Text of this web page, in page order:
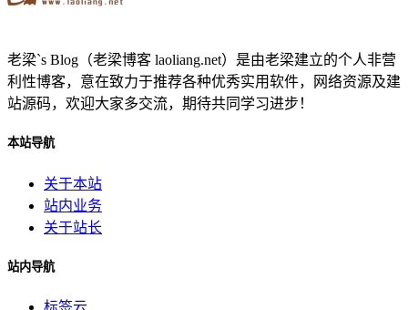
老梁`s Blog（老梁博客 laoliang.net）是由老梁建立的个人非营
利性博客，意在致力于推荐各种优秀实用软件，网络资源及建
站源码，欢迎大家多交流，期待共同学习进步！
本站导航
关于本站
站内业务
关于站长
站内导航
标签云